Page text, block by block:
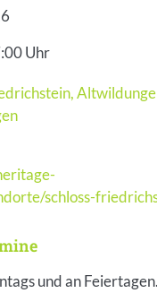
Uhr
schloss-
und an